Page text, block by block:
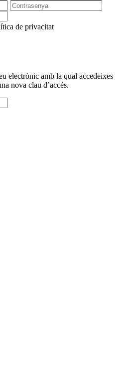
de privacitat
electrònic amb la qual accedeixes
nova clau d’accés.